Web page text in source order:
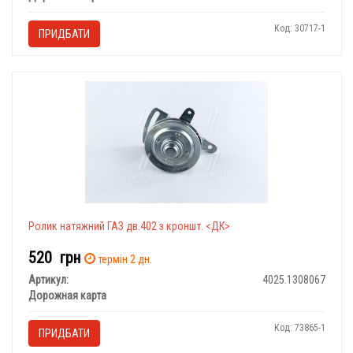
ПРИДБАТИ Код: 30717-1
Ролик натяжний ГАЗ дв.402 з кроншт. <ДК>
520 грн
термін 2 дн.
Артикул:
4025.1308067
Дорожная карта
ПРИДБАТИ Код: 73865-1